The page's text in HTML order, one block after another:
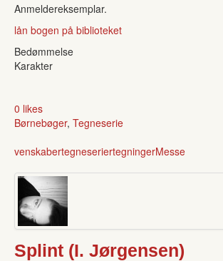
Anmeldereksemplar.
lån bogen på biblioteket
Bedømmelse
Karakter
0 likes
Børnebøger, Tegneserie
venskabertegneseriertegningerMesse
Splint (I. Jørgensen)